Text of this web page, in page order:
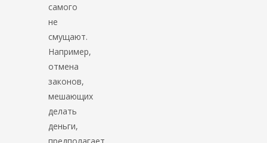
самого
не
смущают.
Например,
отмена
законов,
мешающих
делать
деньги,